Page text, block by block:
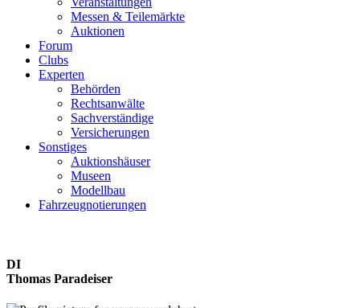
Messen & Teilemärkte
Auktionen
Forum
Clubs
Experten
Behörden
Rechtsanwälte
Sachverständige
Versicherungen
Sonstiges
Auktionshäuser
Museen
Modellbau
Fahrzeugnotierungen
DI
Thomas Paradeiser